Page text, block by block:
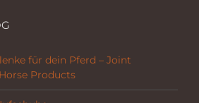
für dein Pferd – Joint
Products